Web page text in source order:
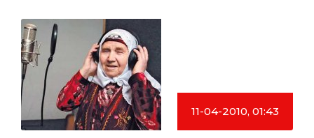
11-04-2010, 01:43